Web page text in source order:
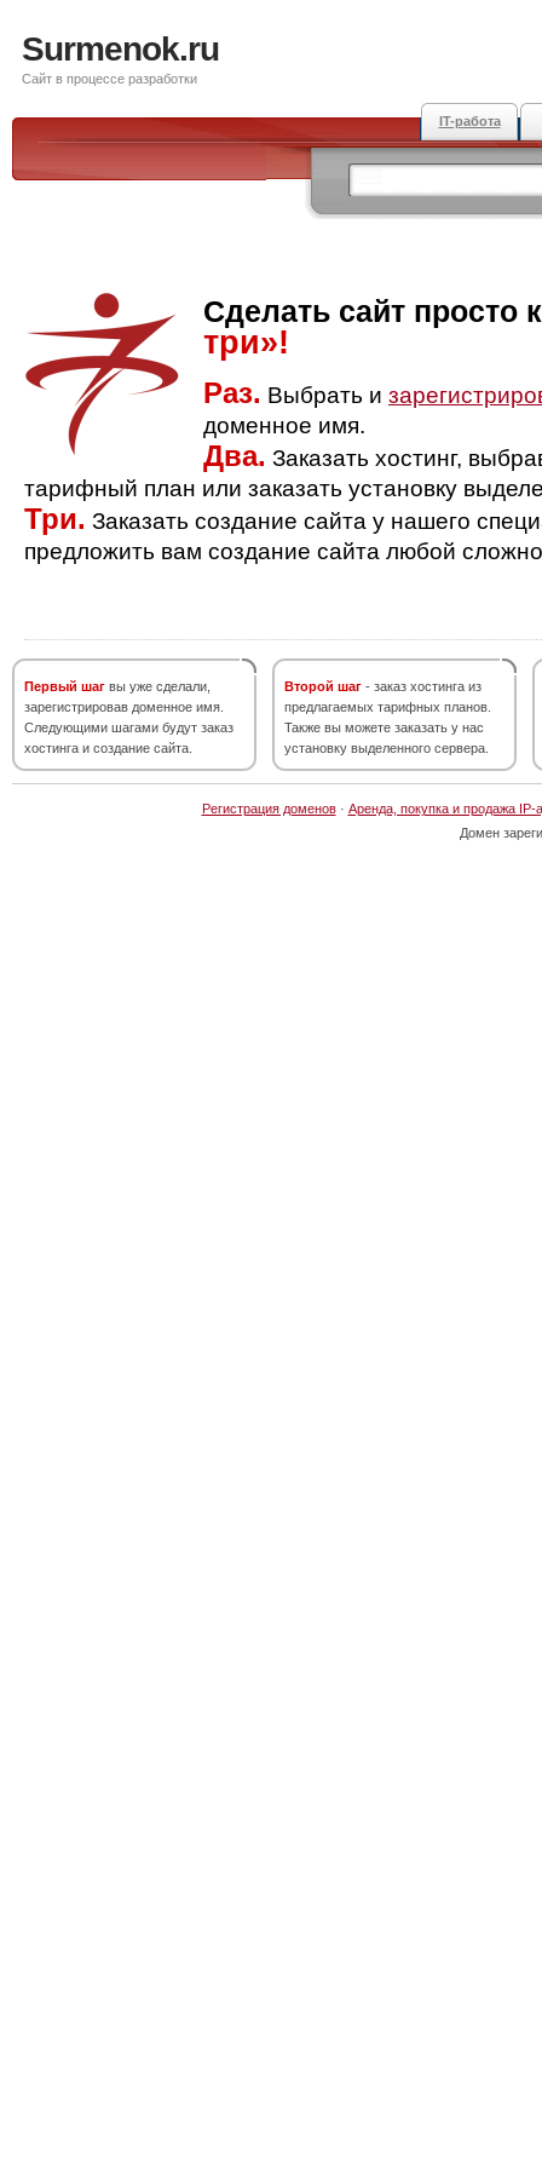
Surmenok.ru
Сайт в процессе разработки
IT-работа
Сделать сайт просто
три»!
Раз. Выбрать и
доменное имя.
Два. Заказать хостинг,
тарифный план или заказать установку
Три. Заказать создание сайта у нашего
предложить вам создание сайта любой
Первый шаг вы уже сделали,
зарегистрировав доменное имя.
Следующими шагами будут заказ
хостинга и создание сайта.
Второй шаг - заказ хостинга из
предлагаемых тарифных планов.
Также вы можете заказать у нас
установку выделенного сервера.
Регистрация доменов· Аренда, покупка и продажа IP-
Домен